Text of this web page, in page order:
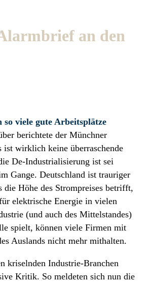
an den
so viele gute Arbeitsplätze
berichtete der Münchner
ist wirklich keine überraschende
De-Industrialisierung ist sei
Gange. Deutschland ist trauriger
die Höhe des Strompreises betrifft,
elektrische Energie in vielen
(und auch des Mittelstandes)
spielt, können viele Firmen mit
Auslands nicht mehr mithalten.
kriselnden Industrie-Branchen
Kritik. So meldeten sich nun die